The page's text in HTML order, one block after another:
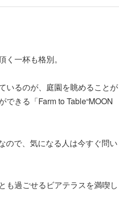
一杯も格別。
いるのが、庭園を眺めることが
きる「Farm to Table“MOON
ので、気になる人は今すぐ問い
も過ごせるビアテラスを満喫し